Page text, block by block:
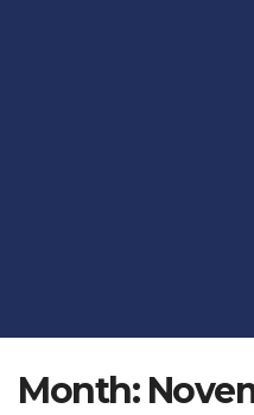
Month: